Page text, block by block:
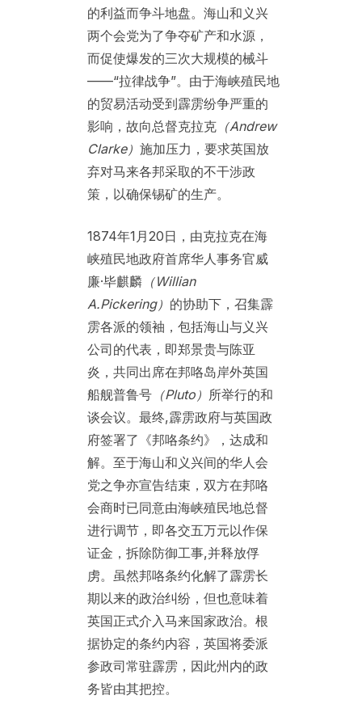
的利益而争斗地盘。海山和义兴
两个会党为了争夺矿产和水源，
而促使爆发的三次大规模的械斗
——“拉律战争”。由于海峡殖民地
的贸易活动受到霹雳纷争严重的
影响，故向总督克拉克（Andrew
Clarke） 施加压力，要求英国放
弃对马来各邦采取的不干涉政
策，以确保锡矿的生产。
1874年1月20日，由克拉克在海
峡殖民地政府首席华人事务官威
廉·毕麒麟（Willian
A.Pickering） 的协助下，召集霹
雳各派的领袖，包括海山与义兴
公司的代表，即郑景贵与陈亚
炎，共同出席在邦咯岛岸外英国
船舰普鲁号（Pluto） 所举行的和
谈会议。最终,霹雳政府与英国政
府签署了《邦咯条约》，达成和
解。至于海山和义兴间的华人会
党之争亦宣告结束，双方在邦咯
会商时已同意由海峡殖民地总督
进行调节，即各交五万元以作保
证金，拆除防御工事,并释放俘
虏。虽然邦咯条约化解了霹雳长
期以来的政治纠纷，但也意味着
英国正式介入马来国家政治。根
据协定的条约内容，英国将委派
参政司常驻霹雳，因此州内的政
务皆由其把控。